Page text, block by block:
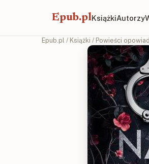
Epub.plKsiążkiAutorzy
Epub.pl / Książki / Powieści